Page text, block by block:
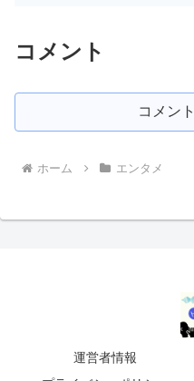
コメント
コメン
ホーム エンタメ
運営者情報